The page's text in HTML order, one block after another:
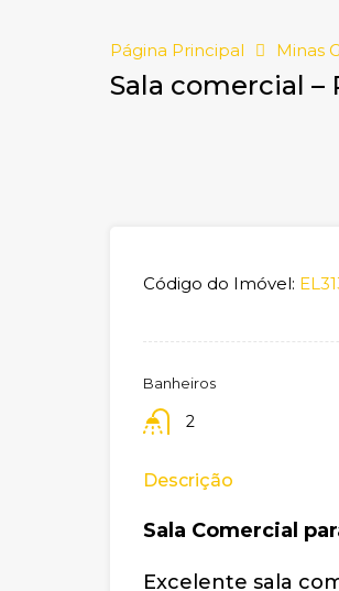
Página Principal Minas
Sala comercial –
Código do Imóvel:
Banheiros
2
Descrição
Sala Comercial
Excelente sala